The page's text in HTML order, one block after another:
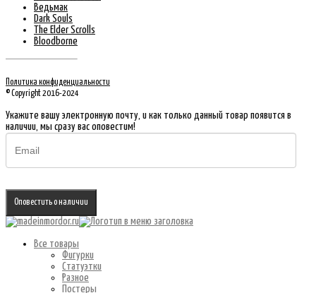
Ведьмак
Dark Souls
The Elder Scrolls
Bloodborne
Политика конфиденциальности
© Copyright 2016-2024
Укажите вашу электронную почту, и как только данный товар появится в
наличии, мы сразу вас оповестим!
Оповестить о наличии
Все товары
Фигурки
Статуэтки
Разное
Постеры